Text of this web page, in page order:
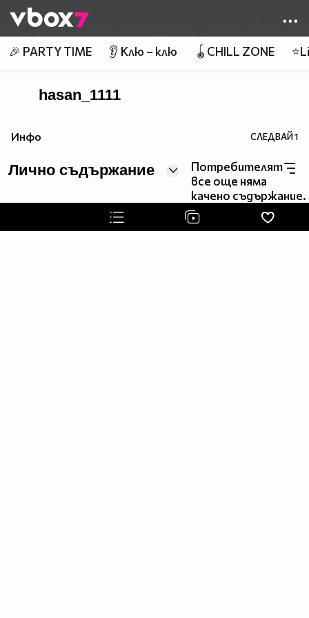
👾
🎉 PARTY TIME 👂 Клю – клю 🪀CHILL ZONE
hasan_1111
Инфо СЛЕДВАЙ1
Лично съдържание
Потребителят
все още няма
качено съдържание.